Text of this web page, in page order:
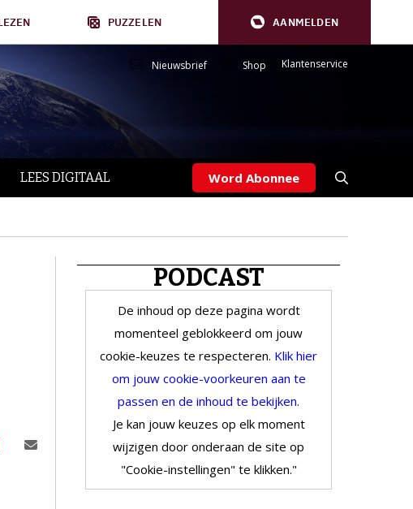
PUZZELEN AANMELDEN
Nieuwsbrief Shop Klantenservice
LEES DIGITAAL Word Abonnee
PODCAST
De inhoud op deze pagina wordt
momenteel geblokkeerd om jouw
cookie-keuzes te respecteren. Klik hier
om jouw cookie-voorkeuren aan te
passen en de inhoud te bekijken.
Je kan jouw keuzes op elk moment
wijzigen door onderaan de site op
"Cookie-instellingen" te klikken."